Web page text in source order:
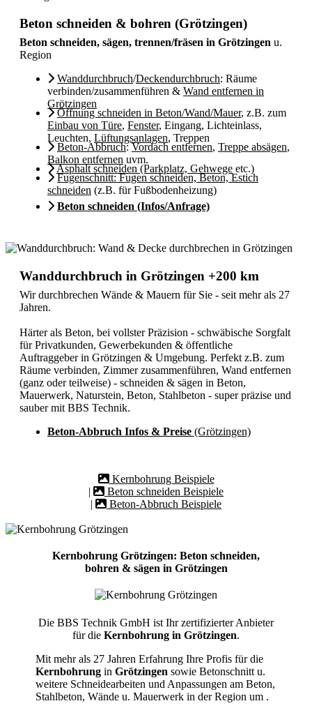
Beton schneiden & bohren (Grötzingen)
Beton schneiden, sägen, trennen/fräsen in Grötzingen u.
Region
Wanddurchbruch/Deckendurchbruch: Räume
verbinden/zusammenführen & Wand entfernen in
Grötzingen
Öffnung schneiden in Beton/Wand/Mauer, z.B. zum
Einbau von Türe, Fenster, Eingang, Lichteinlass,
Leuchten, Lüftungsanlagen, Treppen
Beton-Abbruch:Vordach entfernen, Treppe absägen,
Balkon entfernen uvm.
Asphalt schneiden (Parkplatz, Gehwege etc.)
Fugenschnitt: Fugen schneiden, Beton, Estich
schneiden (z.B. für Fußbodenheizung)
Beton schneiden (Infos/Anfrage)
Wanddurchbruch in Grötzingen +200 km
Wir durchbrechen Wände & Mauern für Sie - seit mehr als 27
Jahren.
Härter als Beton, bei vollster Präzision - schwäbische Sorgfalt
für Privatkunden, Gewerbekunden & öffentliche
Auftraggeber in Grötzingen & Umgebung. Perfekt z.B. zum
Räume verbinden, Zimmer zusammenführen, Wand entfernen
(ganz oder teilweise) - schneiden & sägen in Beton,
Mauerwerk, Naturstein, Beton, Stahlbeton - super präzise und
sauber mit BBS Technik.
Beton-Abbruch Infos & Preise (Grötzingen)
Kernbohrung Beispiele
|
Beton schneiden Beispiele
|
Beton-Abbruch Beispiele
Kernbohrung Grötzingen: Beton schneiden,
bohren & sägen in Grötzingen
Die BBS Technik GmbH ist Ihr zertifizierter Anbieter
für die Kernbohrung in Grötzingen.
Mit mehr als 27 Jahren Erfahrung Ihre Profis für die
Kernbohrung inGrötzingen sowie Betonschnitt u.
weitere Schneidearbeiten und Anpassungen am Beton,
Stahlbeton, Wände u. Mauerwerk in der Region um .